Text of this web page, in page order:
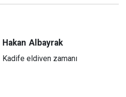
Hakan Albayrak
Kadife eldiven zamanı